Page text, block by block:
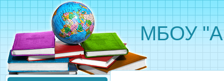
МБОУ